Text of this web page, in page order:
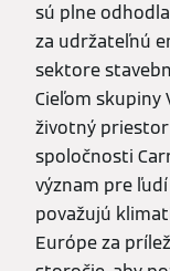
sú plne
za udržateľnú
sektore
Cieľom skupiny
životný
spoločnosti
význam pre
považujú
Európe za